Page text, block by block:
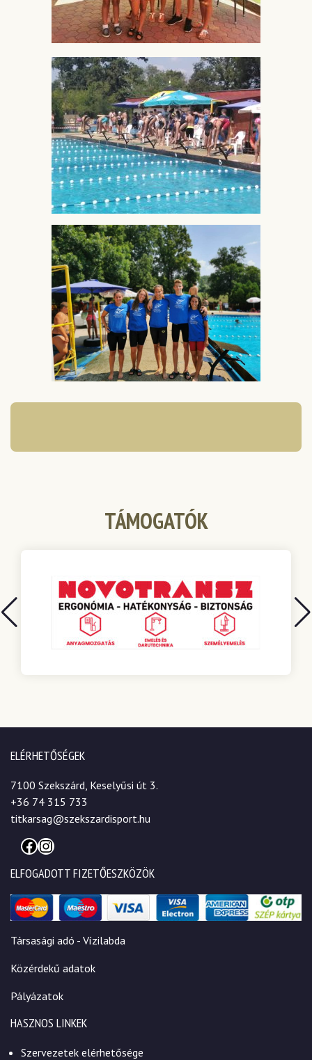
TÁMOGATÓK
ELÉRHETŐSÉGEK
7100 Szekszárd, Keselyűsi út 3.
+36 74 315 733
titkarsag@szekszardisport.hu
Facebook
Instagram
ELFOGADOTT FIZETŐESZKÖZÖK
Társasági adó - Vízilabda
Közérdekű adatok
Pályázatok
HASZNOS LINKEK
Szervezetek elérhetősége